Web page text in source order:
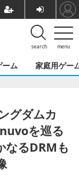
menu
search
ーム 家庭用ゲー
グダムカ
を巡る
なるDRMも